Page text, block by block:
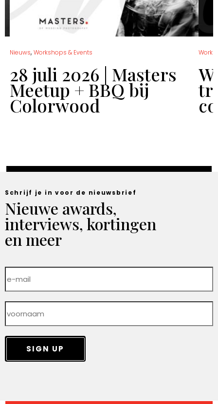
Nieuws, Workshops & Events
28 juli 2026 | Masters
Meetup + BBQ bij
Colorwood
Schrijf je in voor de nieuwsbrief
Nieuwe awards,
interviews, kortingen
en meer
SIGN UP